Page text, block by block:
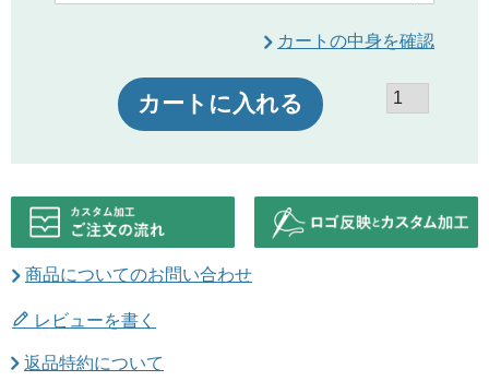
カートの中身を確認
カートに入れる
商品についてのお問い合わせ
レビューを書く
返品特約について